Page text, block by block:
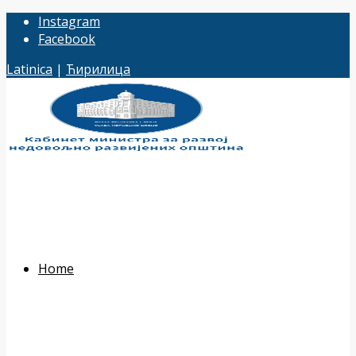
Instagram
Facebook
Latinica | Ћирилица
Home